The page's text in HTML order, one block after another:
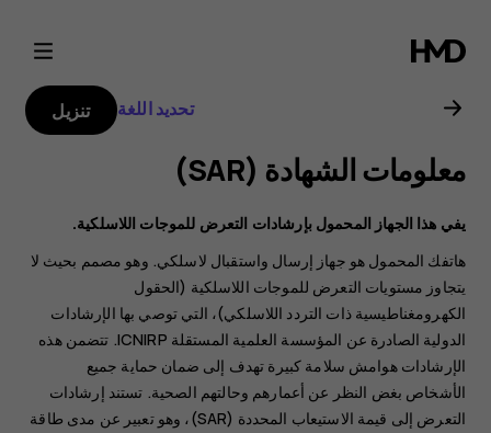
دليل
مستخدم
هاتف
Nokia
8.1
تحديد اللغة تنزيل
معلومات الشهادة (SAR‏)
يفي هذا الجهاز المحمول بإرشادات التعرض للموجات اللاسلكية.
هاتفك المحمول هو جهاز إرسال واستقبال لاسلكي. وهو مصمم بحيث لا
يتجاوز مستويات التعرض للموجات اللاسلكية (الحقول
الكهرومغناطيسية ذات التردد اللاسلكي)، التي توصي بها الإرشادات
الدولية الصادرة عن المؤسسة العلمية المستقلة ICNIRP. تتضمن هذه
الإرشادات هوامش سلامة كبيرة تهدف إلى ضمان حماية جميع
الأشخاص بغض النظر عن أعمارهم وحالتهم الصحية. تستند إرشادات
التعرض إلى قيمة الاستيعاب المحددة (SAR)، وهو تعبير عن مدى طاقة